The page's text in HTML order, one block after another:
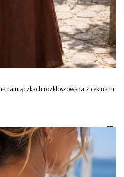
ramiączkach rozkloszowana z cekinami